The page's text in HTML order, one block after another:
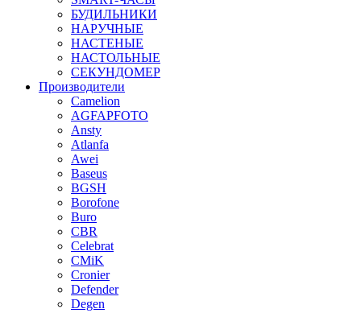
БУДИЛЬНИКИ
НАРУЧНЫЕ
НАСТЕНЫЕ
НАСТОЛЬНЫЕ
СЕКУНДОМЕР
Производители
Camelion
AGFAPFOTO
Ansty
Atlanfa
Awei
Baseus
BGSH
Borofone
Buro
CBR
Celebrat
CMiK
Cronier
Defender
Degen